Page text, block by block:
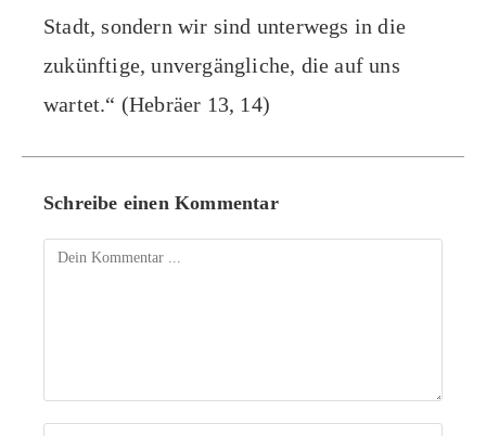
Stadt, sondern wir sind unterwegs in die
zukünftige, unvergängliche, die auf uns
wartet.“ (Hebräer 13, 14)
Schreibe einen Kommentar
Kommentieren